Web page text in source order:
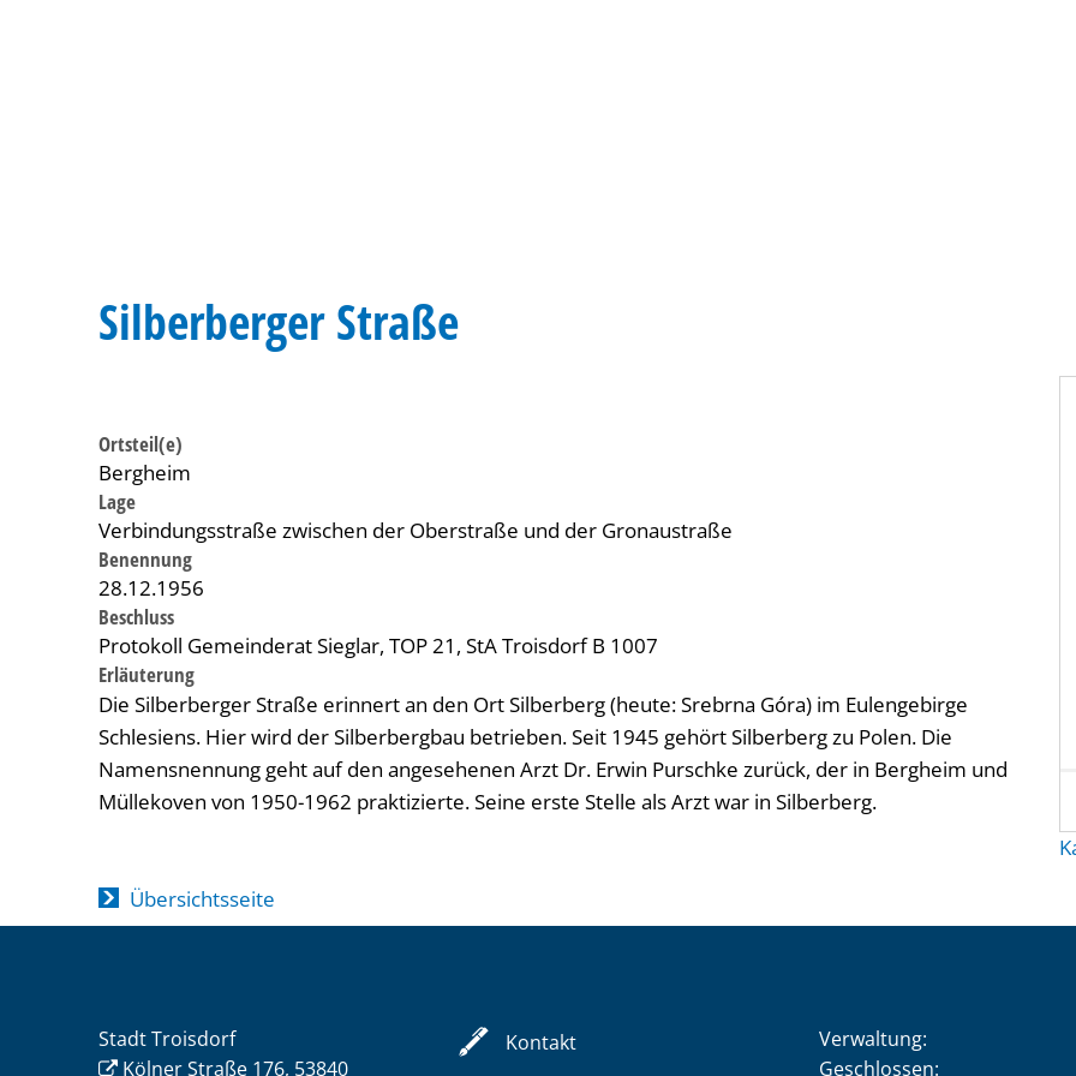
Silberberger Straße
Ortsteil(e)
Bergheim
Lage
Verbindungsstraße zwischen der Oberstraße und der Gronaustraße
Benennung
28.12.1956
Beschluss
Protokoll Gemeinderat Sieglar, TOP 21, StA Troisdorf B 1007
Erläuterung
Die Silberberger Straße erinnert an den Ort Silberberg (heute: Srebrna Góra) im Eulengebirge
Schlesiens. Hier wird der Silberbergbau betrieben. Seit 1945 gehört Silberberg zu Polen. Die
Namensnennung geht auf den angesehenen Arzt Dr. Erwin Purschke zurück, der in Bergheim und
Müllekoven von 1950-1962 praktizierte. Seine erste Stelle als Arzt war in Silberberg.
Übersichtsseite
Stadt Troisdorf
Kölner Straße 176, 53840
Kontakt
Verwaltung:
Klicken, um weitere
Geschlossen: